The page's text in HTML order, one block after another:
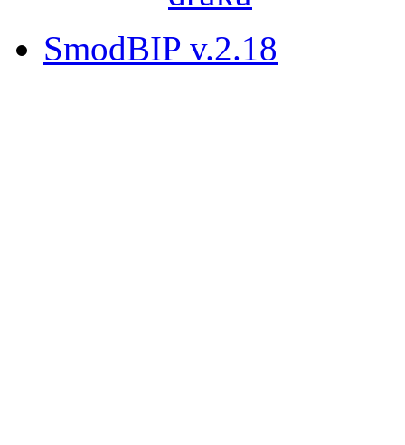
SmodBIP v.2.18